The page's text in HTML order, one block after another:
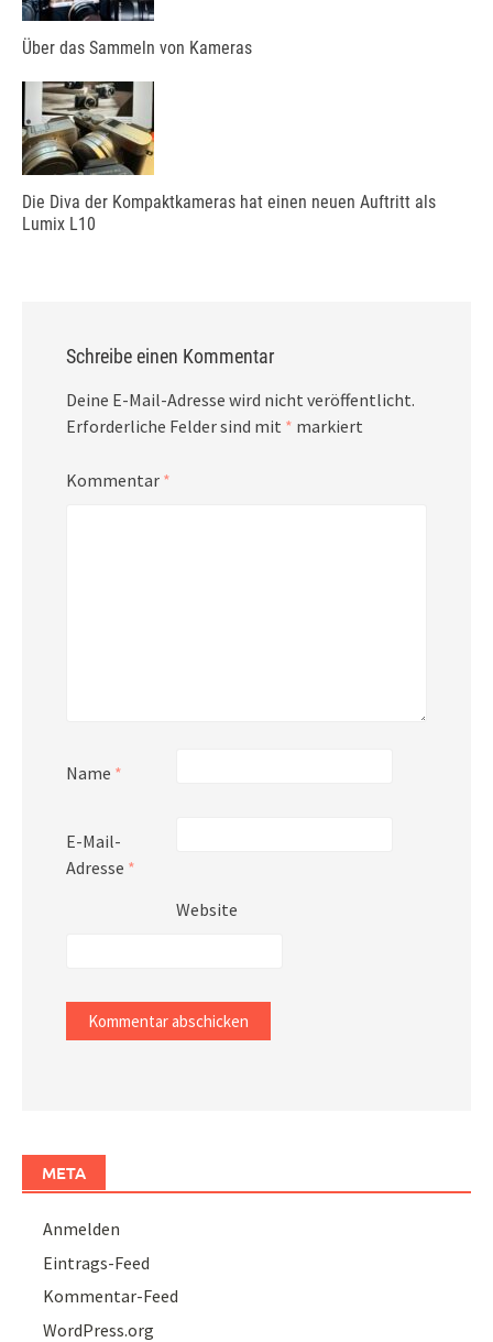
Über das Sammeln von Kameras
Die Diva der Kompaktkameras hat einen neuen Auftritt als
Lumix L10
Schreibe einen Kommentar
Deine E-Mail-Adresse wird nicht veröffentlicht.
Erforderliche Felder sind mit * markiert
Kommentar *
Name *
E-Mail-
Adresse *
Website
META
Anmelden
Eintrags-Feed
Kommentar-Feed
WordPress.org